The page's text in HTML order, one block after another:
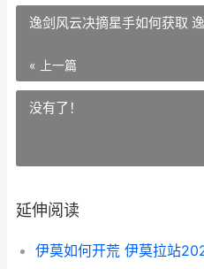
逸剑风云决摘星手如何获取
« 上一篇
没有了！
延伸阅读
伊莫如何开荒 伊莫拉站